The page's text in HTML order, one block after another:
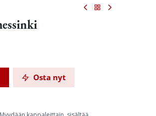
Osta nyt